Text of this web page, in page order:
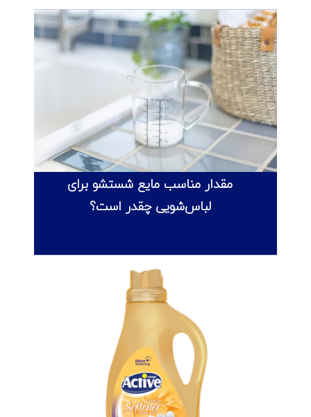
مقدار مناسب مایع شستشو برای
لباس‌شویی چقدر است؟